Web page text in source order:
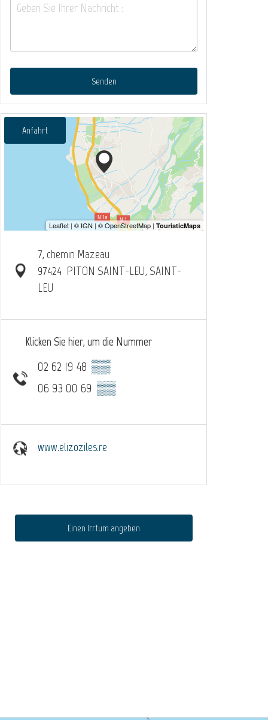
Senden
Anfahrt
7, chemin Mazeau
97424 PITON SAINT-LEU, SAINT-
LEU
Klicken Sie hier, um die Nummer
02 62 19 48 ▒▒
06 93 00 69 ▒▒
www.elizoziles.re
Einen Irrtum angeben